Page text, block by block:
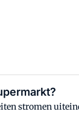
stromen